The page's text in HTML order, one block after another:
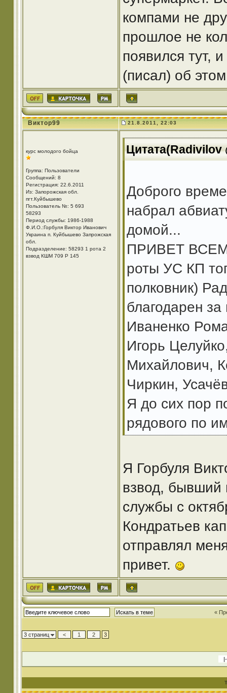
компами не
прошлое не
появился тут,
(писал) об
Виктор99 21.8.2011, 22:03
курс молодого бойца
Группа: Пользователи
Сообщений: 8
Регистрация: 22.6.2011
Из: Запорожская обл.
пгт.Куйбышево
Пользователь №: 5 693
58293
Период службы: 1986-1988
Ф.И.О.:Горбуля Виктор Иванович
Украина п. Куйбышево Запрожская
обл.
Подразделение: 58293 1 рота 2
взвод КШМ 709 Р 145
Цитата(Radivilov
Доброго
набрал
домой...
ПРИВЕТ
роты УС КП
полковник)
благодарен
Иваненко
Игорь
Михайлович,
Чиркин,
Я до сих пор
рядового по
Я Горбуля
взвод,
службы с
Кондратьев
отправлял
привет.
«
3 страниц < 1 2 3